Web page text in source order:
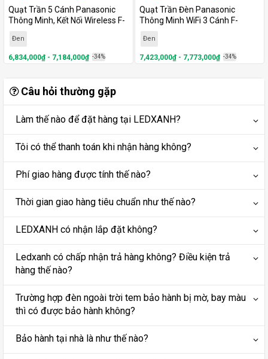
Quạt Trần 5 Cánh Panasonic
Thông Minh, Kết Nối Wireless F-
Đen
6,834,000₫ - 7,184,000₫ -34%
Quạt Trần Đèn Panasonic
Thông Minh WiFi 3 Cánh F-
Đen
7,423,000₫ - 7,773,000₫ -34%
Câu hỏi thường gặp
Làm thế nào để đặt hàng tại LEDXANH?
Tôi có thể thanh toán khi nhận hàng không?
Phí giao hàng được tính thế nào?
Thời gian giao hàng tiêu chuẩn như thế nào?
LEDXANH có nhận lắp đặt không?
Ledxanh có chấp nhận trả hàng không? Điều kiện trả
hàng thế nào?
Trường hợp đèn ngoài trời tem bảo hành bị mờ, bay màu
thì có được bảo hành không?
Bảo hành tại nhà là như thế nào?